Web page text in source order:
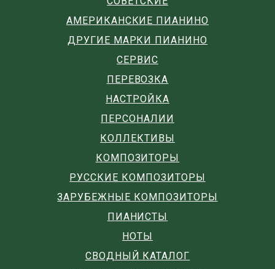
АМЕРИКАНСКИЕ ПИАНИНО
ДРУГИЕ МАРКИ ПИАНИНО
СЕРВИС
ПЕРЕВОЗКА
НАСТРОЙКА
ПЕРСОНАЛИИ
КОЛЛЕКТИВЫ
КОМПОЗИТОРЫ
РУССКИЕ КОМПОЗИТОРЫ
ЗАРУБЕЖНЫЕ КОМПОЗИТОРЫ
ПИАНИСТЫ
НОТЫ
СВОДНЫЙ КАТАЛОГ